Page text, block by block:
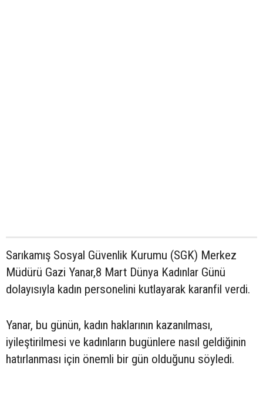
Sarıkamış Sosyal Güvenlik Kurumu (SGK) Merkez
Müdürü Gazi Yanar,8 Mart Dünya Kadınlar Günü
dolayısıyla kadın personelini kutlayarak karanfil verdi.
Yanar, bu günün, kadın haklarının kazanılması,
iyileştirilmesi ve kadınların bugünlere nasıl geldiğinin
hatırlanması için önemli bir gün olduğunu söyledi.